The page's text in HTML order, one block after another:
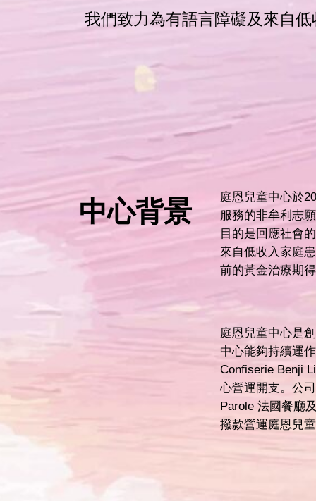
我們致力為有語言障礙及來自
中心背景
庭恩兒童中心於
服務的非牟利志
目的是回應社會
來自低收入家庭
前的黃金治療期
庭恩兒童中心是
中心能夠持續運
Confiserie Benji
心營運開支。公
Parole 法國餐廳
撥款營運庭恩兒